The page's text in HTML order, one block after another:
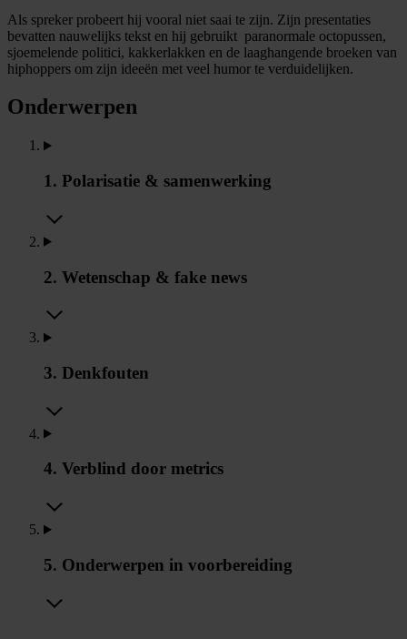
Als spreker probeert hij vooral niet saai te zijn. Zijn presentaties
bevatten nauwelijks tekst en hij gebruikt paranormale octopussen,
sjoemelende politici, kakkerlakken en de laaghangende broeken van
hiphoppers om zijn ideeën met veel humor te verduidelijken.
Onderwerpen
1. Polarisatie & samenwerking
2. Wetenschap & fake news
3. Denkfouten
4. Verblind door metrics
5. Onderwerpen in voorbereiding